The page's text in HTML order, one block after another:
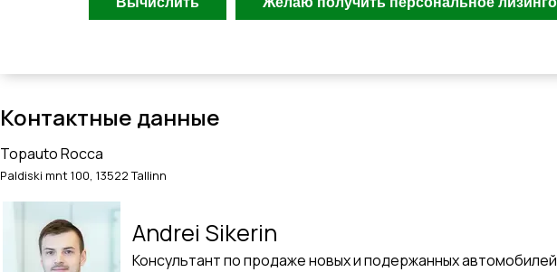
Контактные данные
Topauto Rocca
Paldiski mnt 100, 13522 Tallinn
Andrei Sikerin
Консультант по продаже новых и подержанных автомобилей